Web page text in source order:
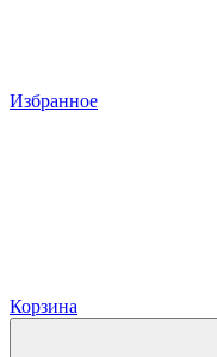
Избранное
Корзина